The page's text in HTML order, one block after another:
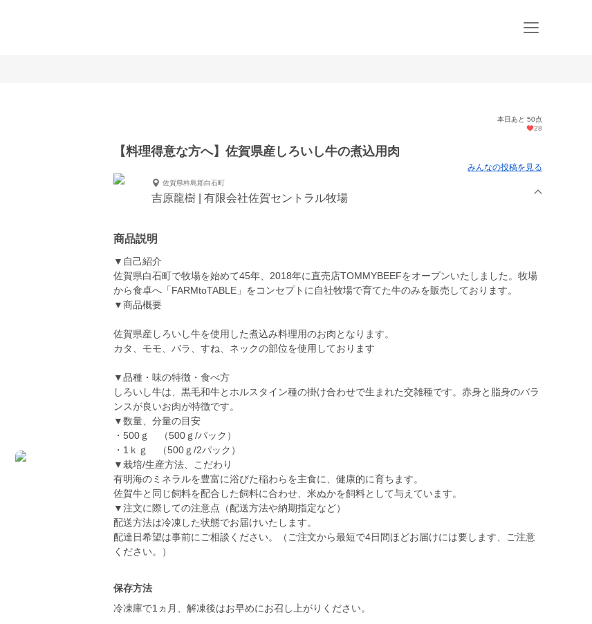
本日あと 50点
28
【料理得意な方へ】佐賀県産しろいし牛の煮込用肉
みんなの投稿を見る
佐賀県杵島郡白石町
吉原龍樹 | 有限会社佐賀セントラル牧場
商品説明
▼自己紹介
佐賀県白石町で牧場を始めて45年、2018年に直売店TOMMYBEEFをオープンいたしました。牧場
から食卓へ「FARMtoTABLE」をコンセプトに自社牧場で育てた牛のみを販売しております。
▼商品概要
佐賀県産しろいし牛を使用した煮込み料理用のお肉となります。
カタ、モモ、バラ、すね、ネックの部位を使用しております
▼品種・味の特徴・食べ方
しろいし牛は、黒毛和牛とホルスタイン種の掛け合わせで生まれた交雑種です。赤身と脂身のバラ
ンスが良いお肉が特徴です。
▼数量、分量の目安
・500ｇ （500ｇ/パック）
・1ｋｇ （500ｇ/2パック）
▼栽培/生産方法、こだわり
有明海のミネラルを豊富に浴びた稲わらを主食に、健康的に育ちます。
佐賀牛と同じ飼料を配合した飼料に合わせ、米ぬかを飼料として与えています。
▼注文に際しての注意点（配送方法や納期指定など）
配送方法は冷凍した状態でお届けいたします。
配達日希望は事前にご相談ください。（ご注文から最短で4日間ほどお届けには要します、ご注意
ください。）
保存方法
冷凍庫で1ヵ月、解凍後はお早めにお召し上がりください。